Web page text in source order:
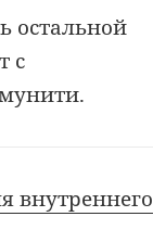
остальной
с
внутреннего